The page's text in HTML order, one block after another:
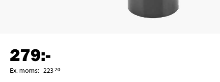
279:-
Ex. moms: 22320